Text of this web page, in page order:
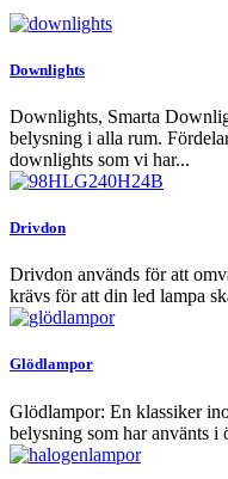
Downlights
Downlights, Smarta
belysning i alla rum.
downlights som vi har...
Drivdon
Drivdon används för att
krävs för att din led lampa
Glödlampor
Glödlampor: En klassiker
belysning som har använts i